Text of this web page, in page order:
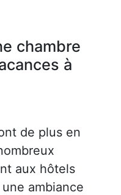
chambre
à
de plus en
aux hôtels
ambiance